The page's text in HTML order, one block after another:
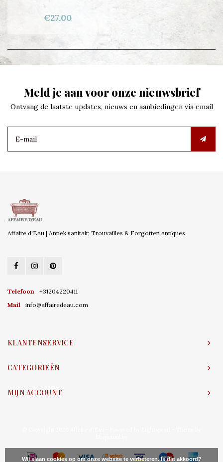
€27,00
Meld je aan voor onze nieuwsbrief
Ontvang de laatste updates, nieuws en aanbiedingen via email
Affaire d'Eau | Antiek sanitair, Trouvailles & Forgotten antiques
Telefoon
+31204220411
Mail
info@affairedeau.com
KLANTENSERVICE
CATEGORIEËN
MIJN ACCOUNT
Wij slaan cookies op om onze website te verbeteren. Is dat akkoord?